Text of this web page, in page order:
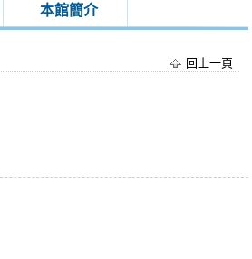
本館簡介
回上一頁